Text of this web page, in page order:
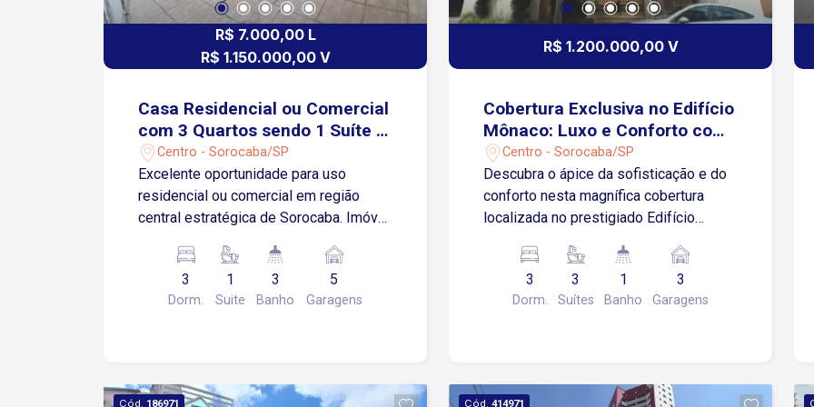
R$ 7.000,00 L
R$ 1.150.000,00 V
Casa Residencial ou Comercial
com 3 Quartos sendo 1 Suíte -
Centro - Sorocaba/SP
Centro - Sorocaba/SP
Excelente oportunidade para uso
residencial ou comercial em região
central estratégica de Sorocaba. Imóvel
Características do Imóvel 03 quartos,
sendo 01 suíte Sala ampla Cozinha com
copa 03 banheiros sociais Área de
atividades comerciais ou residência
3
Dorm.
1
Suite
3
Banho
5
Garagens
R$ 1.200.000,00 V
Cobertura Exclusiva no Edifício
Mônaco: Luxo e Conforto com
Vista Panorâmica
Centro - Sorocaba/SP
Descubra o ápice da sofisticação e do
conforto nesta magnífica cobertura
localizada no prestigiado Edifício
de 180 graus, este imóvel oferece um
estilo de vida incomparável,
combinando espaços amplos,
meticulosamente projetada para
3
Dorm.
3
Suítes
1
Banho
3
Garagens
Cód. 186971 Cód. 414971